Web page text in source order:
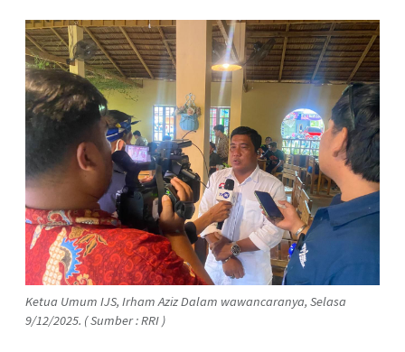
Ketua Umum IJS, Irham Aziz Dalam wawancaranya, Selasa
9/12/2025. ( Sumber : RRI )